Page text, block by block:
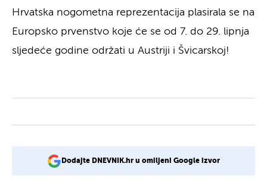
Hrvatska nogometna reprezentacija plasirala se na
Europsko prvenstvo koje će se od 7. do 29. lipnja
sljedeće godine održati u Austriji i Švicarskoj!
Dodajte DNEVNIK.hr u omiljeni Google izvor